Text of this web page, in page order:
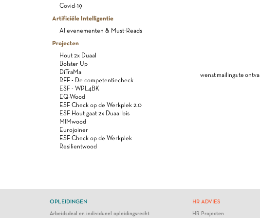
Covid-19
Artificiële Intelligentie
AI evenementen & Must-Reads
Projecten
Hout 2x Duaal
Bolster Up
DiTraMa
RFF - De competentiecheck
ESF - WPL4BK
EQ-Wood
ESF Check op de Werkplek 2.0
ESF Hout gaat 2x Duaal bis
MIMwood
Eurojoiner
ESF Check op de Werkplek
Resilientwood
wenst mailings te
OPLEIDINGEN
Arbeidsdeal en individueel opleidingsrecht
HR ADVIES
HR Projecten